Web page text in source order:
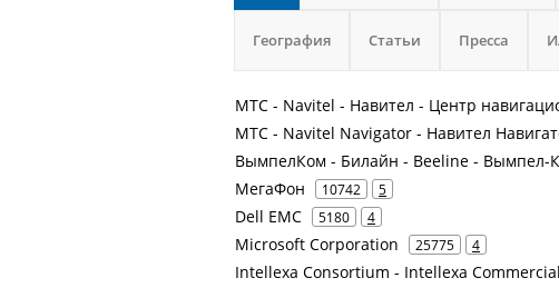
География Статьи Пресса
МТС - Navitel - Навител - Центр
МТС - Navitel Navigator - Навител
ВымпелКом - Билайн - Beeline - Вымпел-
МегаФон 10742 5
Dell EMC 5180 4
Microsoft Corporation 25775 4
Intellexa Consortium - Intellexa